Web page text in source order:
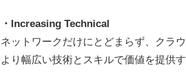
・Increasing Technical
ネットワークだけにとどまらず、クラ
より幅広い技術とスキルで価値を提供す